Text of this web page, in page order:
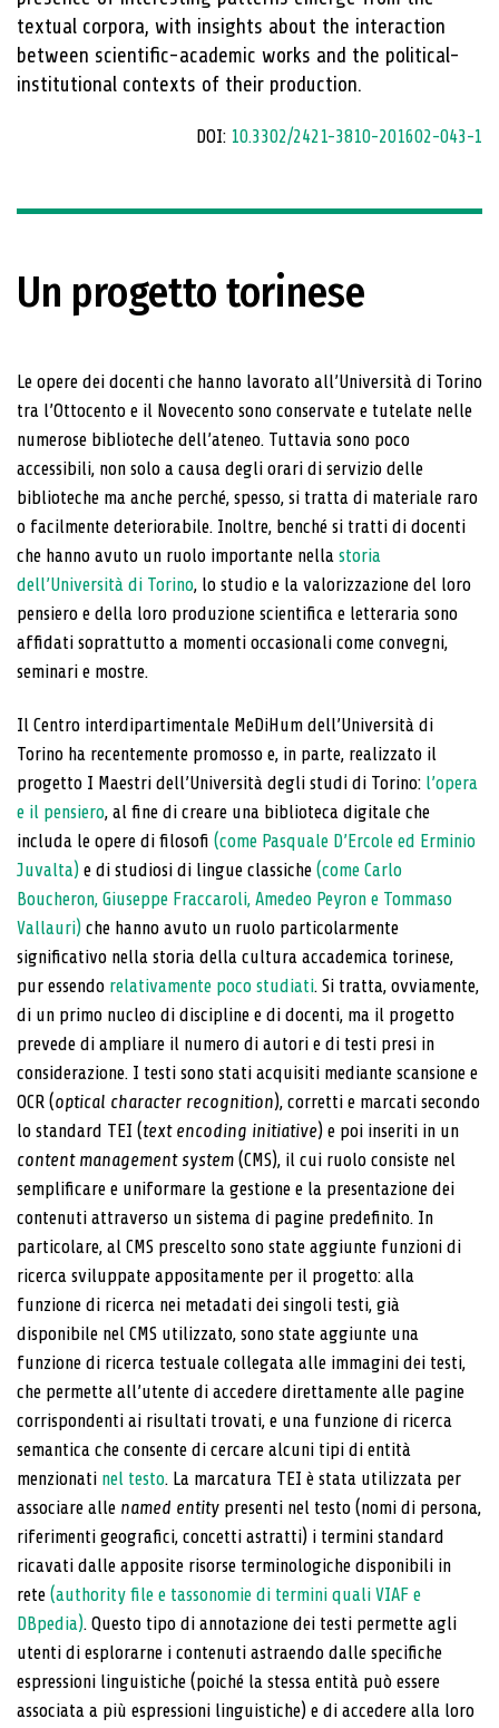
textual corpora, with insights about the interaction
between scientific-academic works and the political-
institutional contexts of their production.
DOI: 10.3302/2421-3810-201602-043-1
Un progetto torinese
Le opere dei docenti che hanno lavorato all’Università di Torino
tra l’Ottocento e il Novecento sono conser­vate e tutelate nelle
numerose biblioteche dell’ateneo. Tuttavia sono poco
accessibili, non solo a causa de­gli orari di servizio delle
biblioteche ma anche perché, spesso, si tratta di materiale raro
o facilmente dete­riorabile. Inoltre, benché si tratti di docenti
che hanno avuto un ruolo importante nella storia
dell’Università di Torino, lo studio e la valorizzazione del loro
pensiero e della loro produzione scientifica e letteraria sono
af­fidati soprattutto a momenti occasionali come conve­gni,
seminari e mostre.
Il Centro interdipartimentale MeDiHum dell’Università di
Torino ha recentemente promosso e, in parte, re­alizzato il
progetto I Maestri dell’Università degli studi di Torino: l’opera
e il pensiero, al fine di creare una biblioteca digitale che
includa le opere di filosofi (come Pasquale D’Ercole ed Erminio
Juvalta) e di studiosi di lingue classiche (come Carlo
Boucheron, Giuseppe Fraccaroli, Amedeo Peyron e Tommaso
Vallauri) che hanno avuto un ruolo particolarmente
significativo nel­la storia della cultura accademica torinese,
pur essen­do relativamente poco studiati. Si tratta, ovviamen­te,
di un primo nucleo di discipline e di docenti, ma il progetto
prevede di ampliare il numero di autori e di testi presi in
considerazione. I testi sono stati acquisiti mediante scansione e
OCR (optical character recogni­tion), corretti e marcati secondo
lo standard TEI (text encoding initiative) e poi inseriti in un
content mana­gement system (CMS), il cui ruolo consiste nel
sempli­ficare e uniformare la gestione e la presentazione dei
contenuti attraverso un sistema di pagine predefinito. In
particolare, al CMS prescelto sono state aggiunte funzioni di
ricerca sviluppate appositamente per il pro­getto: alla
funzione di ricerca nei metadati dei singoli testi, già
disponibile nel CMS utilizzato, sono state ag­giunte una
funzione di ricerca testuale collegata alle immagini dei testi,
che permette all’utente di accedere direttamente alle pagine
corrispondenti ai risultati tro­vati, e una funzione di ricerca
semantica che consente di cercare alcuni tipi di entità
menzionati nel testo. La marcatura TEI è stata utilizzata per
associare alle named entity presenti nel testo (nomi di persona,
rife­rimenti geografici, concetti astratti) i termini standard
ricavati dalle apposite risorse terminologiche disponi­bili in
rete (authority file e tassonomie di termini quali VIAF e
DBpedia). Questo tipo di annotazione dei testi permette agli
utenti di esplorarne i contenuti astraen­do dalle specifiche
espressioni linguistiche (poiché la stessa entità può essere
associata a più espressioni linguistiche) e di accedere alla loro